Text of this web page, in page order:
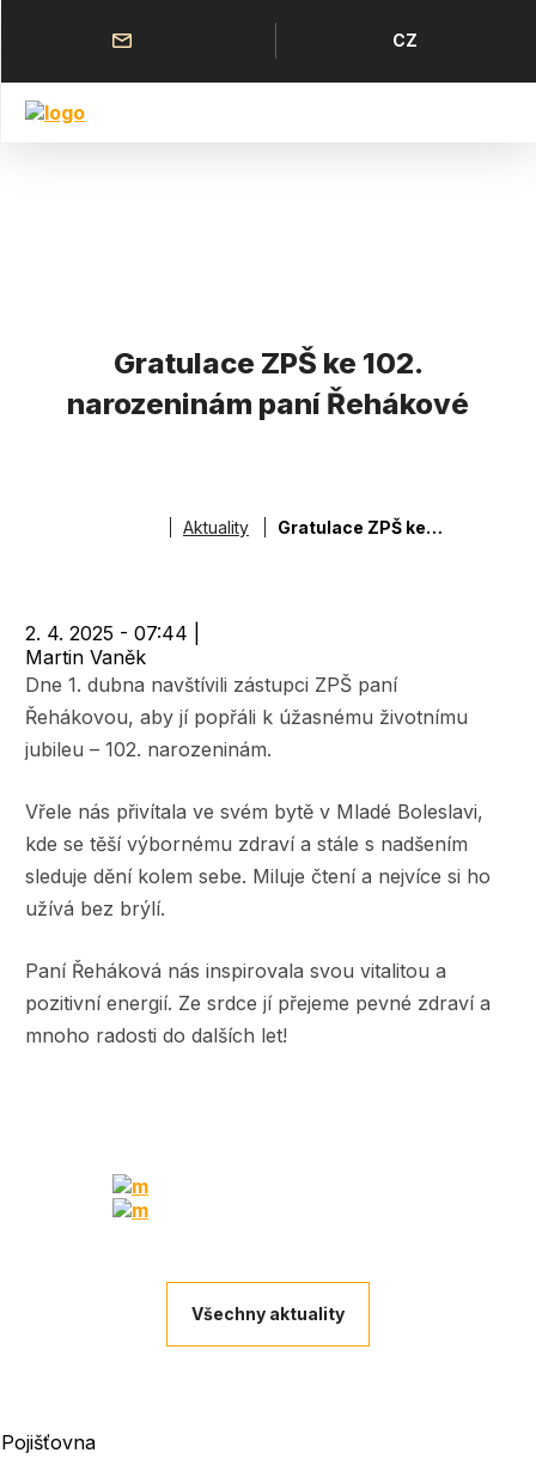
obsahu
Horní
menu
Jazyk
CZ
Gratulace ZPŠ ke 102.
narozeninám paní Řehákové
DrobečkováAktuality Gratulace ZPŠ ke 102. narozeninám paní Řehákové
2. 4. 2025 - 07:44
Martin Vaněk
Dne 1. dubna navštívili zástupci ZPŠ paní
Řehákovou, aby jí popřáli k úžasnému životnímu
jubileu – 102. narozeninám.
Vřele nás přivítala ve svém bytě v Mladé Boleslavi,
kde se těší výbornému zdraví a stále s nadšením
sleduje dění kolem sebe. Miluje čtení a nejvíce si ho
užívá bez brýlí.
Paní Řeháková nás inspirovala svou vitalitou a
pozitivní energií. Ze srdce jí přejeme pevné zdraví a
mnoho radosti do dalších let!
Všechny aktuality
Pojišťovna